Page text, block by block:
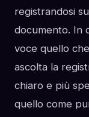
registrandosi
documento. In
voce quello
ascolta la
chiaro e più
quello come